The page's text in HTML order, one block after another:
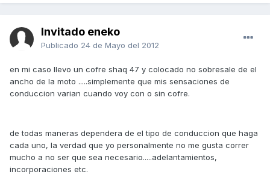
Invitado eneko
Publicado 24 de Mayo del 2012
en mi caso llevo un cofre shaq 47 y colocado no sobresale de el
ancho de la moto .....simplemente que mis sensaciones de
conduccion varian cuando voy con o sin cofre.
de todas maneras dependera de el tipo de conduccion que haga
cada uno, la verdad que yo personalmente no me gusta correr
mucho a no ser que sea necesario.....adelantamientos,
incorporaciones etc.